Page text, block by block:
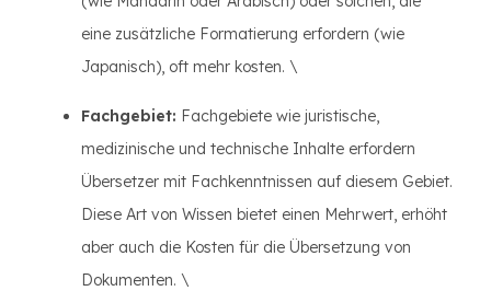
eine zusätzliche Formatierung erfordern (wie
Japanisch), oft mehr kosten. \
Fachgebiet: Fachgebiete wie juristische,
medizinische und technische Inhalte erfordern
Übersetzer mit Fachkenntnissen auf diesem Gebiet.
Diese Art von Wissen bietet einen Mehrwert, erhöht
aber auch die Kosten für die Übersetzung von
Dokumenten. \